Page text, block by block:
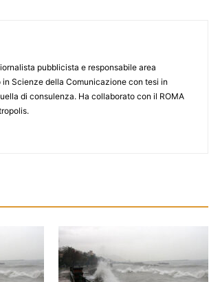
pubblicista e responsabile area
Scienze della Comunicazione con tesi in
di consulenza. Ha collaborato con il ROMA